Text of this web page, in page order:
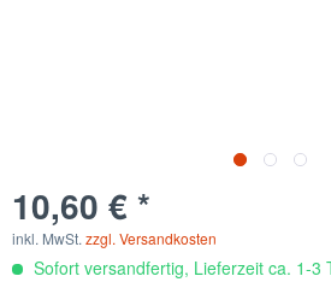
10,60 € *
inkl. MwSt. zzgl. Versandkosten
Sofort versandfertig, Lieferzeit ca. 1-3